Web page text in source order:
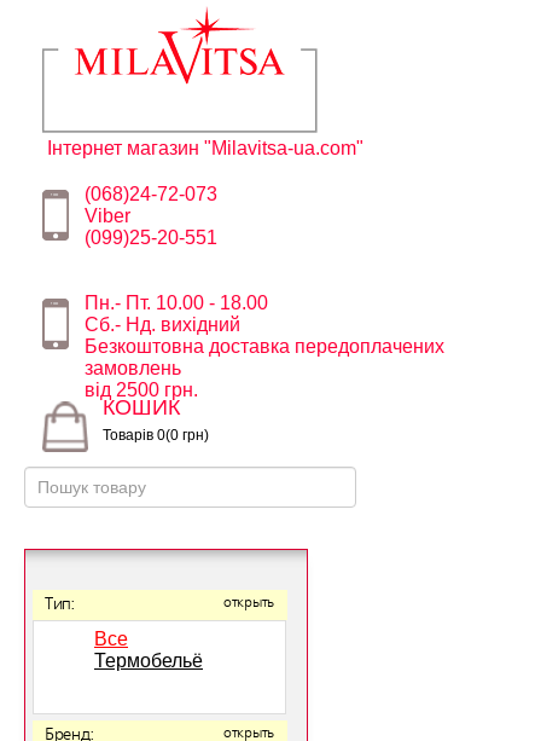
Інтернет магазин "Milavitsa-ua.com"
(068)24-72-073
Viber
(099)25-20-551
Пн.- Пт. 10.00 - 18.00
Сб.- Нд. вихідний
Безкоштовна доставка передоплачених
замовлень
від 2500 грн.
КОШИК
Товарів 0(0 грн)
Тип: открыть
Все
Термобельё
Бренд: открыть